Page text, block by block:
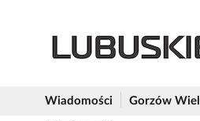
Wiadomości Gorzów